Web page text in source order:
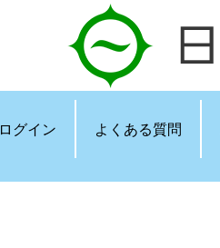
グイン よくある質問